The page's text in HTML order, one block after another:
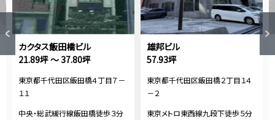
カクタス飯田橋ビル
21.89坪 ～ 37.80坪
東京都千代田区飯田橋４丁目７－
１１
中央・総武緩行線飯田橋徒歩３分
雄邦ビル
57.93坪
東京都千代田区飯田橋２丁目１４
－２
東京メトロ東西線九段下徒歩５分